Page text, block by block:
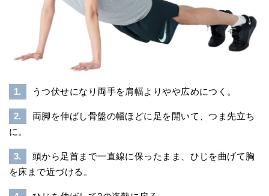
1. うつ伏せになり両手を肩幅よりやや広めにつく。
2.
両脚を伸ばし骨盤の幅ほどに足を開いて、つま先立ち
に。
3.
頭から足首まで一直線に保ったまま、ひじを曲げて胸
を床まで近づける。